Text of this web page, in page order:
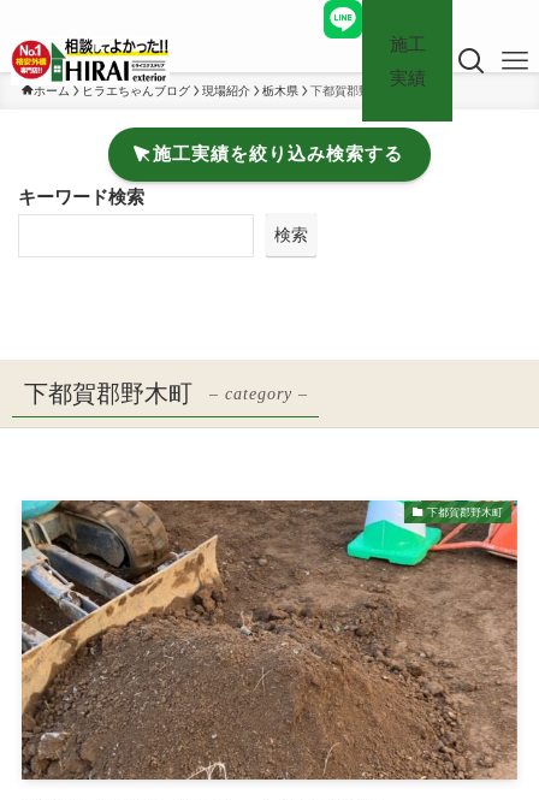
施工
実績
ホーム ヒラエちゃんブログ 現場紹介 栃木県 下都賀郡野木町
施工実績を絞り込み検索する
キーワード検索
検索
下都賀郡野木町 – category –
下都賀郡野木町